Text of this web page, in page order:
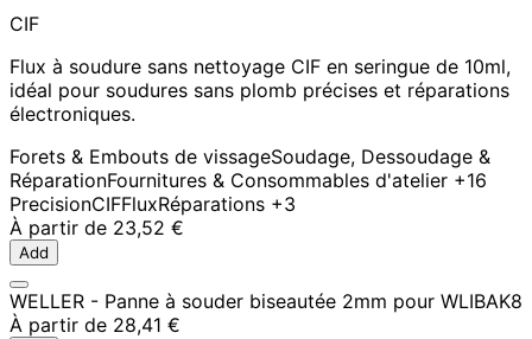
CIF
Flux à soudure sans nettoyage CIF en seringue de 10ml,
idéal pour soudures sans plomb précises et réparations
électroniques.
Forets & Embouts de vissageSoudage, Dessoudage &
RéparationFournitures & Consommables d'atelier +16
PrecisionCIFFluxRéparations +3
À partir de 23,52 €
Add
WELLER - Panne à souder biseautée 2mm pour WLIBAK8
À partir de 28,41 €